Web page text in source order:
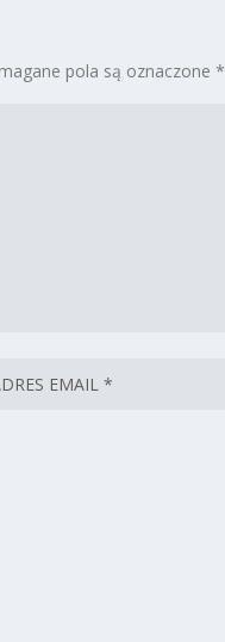
pola są oznaczone*